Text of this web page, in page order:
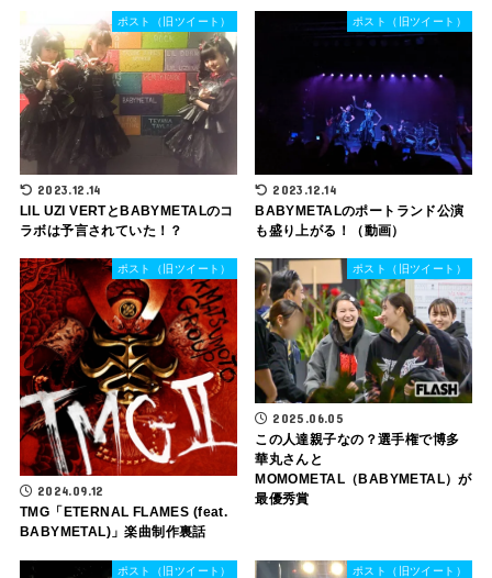
ポスト（旧ツイート）
2023.12.14
LIL UZI VERTとBABYMETALのコ
ラボは予言されていた！？
ポスト（旧ツイート）
2023.12.14
BABYMETALのポートランド公演
も盛り上がる！（動画）
ポスト（旧ツイート）
2024.09.12
TMG「ETERNAL FLAMES (feat.
BABYMETAL)」楽曲制作裏話
ポスト（旧ツイート）
2025.06.05
この人達親子なの？選手権で博多
華丸さんと
MOMOMETAL（BABYMETAL）が
最優秀賞
ポスト（旧ツイート） ポスト（旧ツイート）